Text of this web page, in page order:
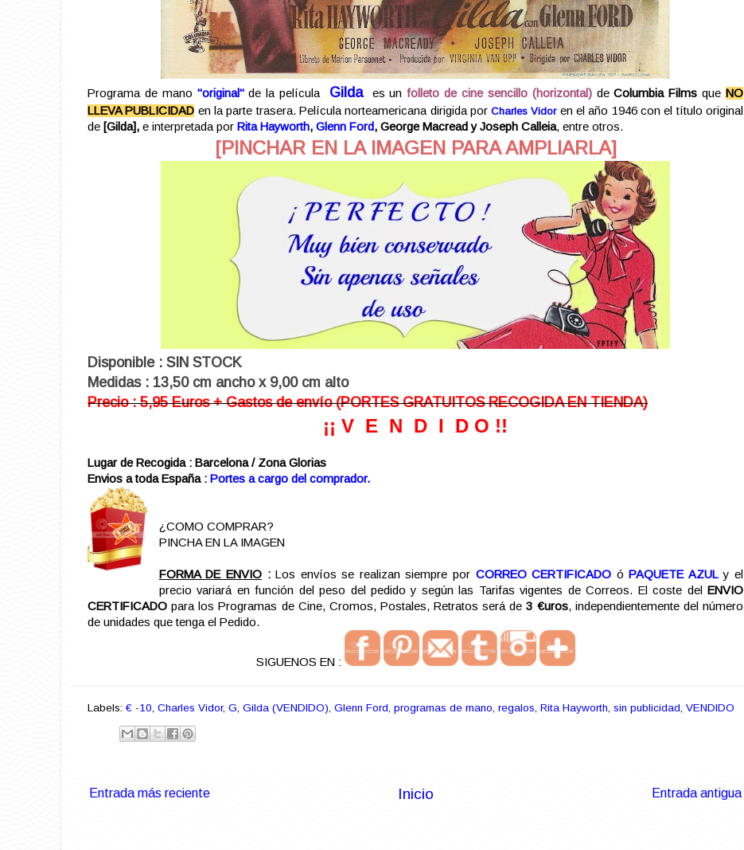
Programa de mano "original"de la película Gildaes unfolleto de cine sencillo (horizontal)deColumbia Films queNO
LLEVA PUBLICIDAD en la parte trasera. Película norteamericana dirigida porCharles Vidor en el año 1946 con el título original
de [Gilda], e interpretada por Rita Hayworth, Glenn Ford, George Macread y Joseph Calleia, entre otros.
[PINCHAR EN LA IMAGEN PARA AMPLIARLA]
Disponible : SIN STOCK
Medidas : 13,50 cm ancho x 9,00 cm alto
Precio : 5,95 Euros + Gastos de envío (PORTES GRATUITOS RECOGIDA EN TIENDA)
¡¡ V E N D I D O !!
Lugar de Recogida : Barcelona / Zona Glorias
Envios a toda España : Portes a cargo del comprador.
¿COMO COMPRAR?
PINCHA EN LA IMAGEN
FORMA DE ENVIO :Los envíos se realizan siempre por CORREO CERTIFICADO óPAQUETE AZULy el
precio variará en función del peso del pedido y según las Tarifas vigentes de Correos. El coste del ENVIO
CERTIFICADO para los Programas de Cine, Cromos, Postales, Retratos será de 3 €uros, independientemente del número
de unidades que tenga el Pedido.
SIGUENOS EN :
Labels: € -10 Charles Vidor, G Gilda (VENDIDO) Glenn Ford programas de mano regalos Rita Hayworth sin publicidad VENDIDO
Entrada más reciente Entrada antigua
Inicio